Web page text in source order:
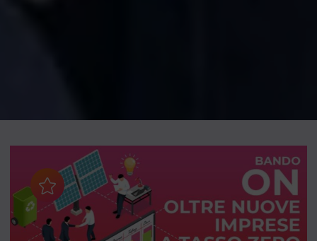
Aggiungi ai preferiti